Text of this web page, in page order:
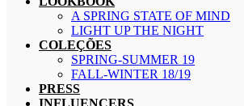
A SPRING STATE OF MIND
LIGHT UP THE NIGHT
COLEÇÕES
SPRING-SUMMER 19
FALL-WINTER 18/19
PRESS